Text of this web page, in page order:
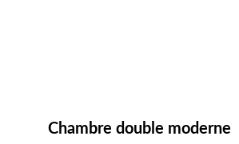
Chambre double moderne